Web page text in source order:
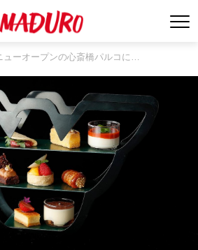
ューオープンの心斎橋パルコに…